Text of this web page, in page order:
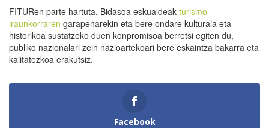
FITURen parte hartuta, Bidasoa eskualdeak turismo
iraunkorraren garapenarekin eta bere ondare kulturala eta
historikoa sustatzeko duen konpromisoa berretsi egiten du,
publiko nazionalari zein nazioartekoari bere eskaintza bakarra eta
kalitatezkoa erakutsiz.
Facebook